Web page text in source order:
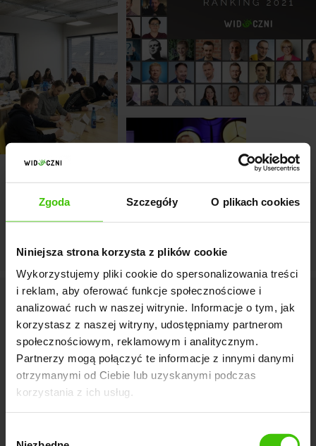
Zgoda Szczegóły O plikach cookies
Niniejsza strona korzysta z plików cookie
Wykorzystujemy pliki cookie do spersonalizowania treści
i reklam, aby oferować funkcje społecznościowe i
analizować ruch w naszej witrynie. Informacje o tym, jak
korzystasz z naszej witryny, udostępniamy partnerom
społecznościowym, reklamowym i analitycznym.
Partnerzy mogą połączyć te informacje z innymi danymi
otrzymanymi od Ciebie lub uzyskanymi podczas
korzystania z ich usług.
2020
Wyzwania pandemii nam nie